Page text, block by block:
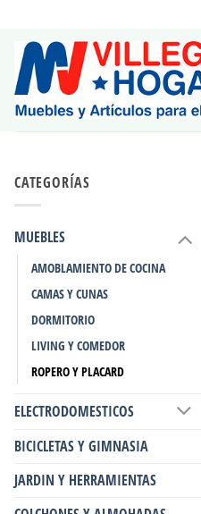
CATEGORÍAS
MUEBLES
AMOBLAMIENTO DE COCINA
CAMAS Y CUNAS
DORMITORIO
LIVING Y COMEDOR
ROPERO Y PLACARD
ELECTRODOMESTICOS
BICICLETAS Y GIMNASIA
JARDIN Y HERRAMIENTAS